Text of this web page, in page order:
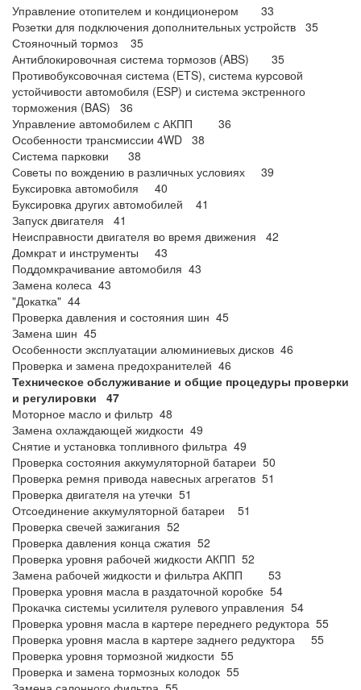
Управление отопителем и кондиционером 33
Розетки для подключения дополнительных устройств 35
Стояночный тормоз 35
Антиблокировочная система тормозов (ABS) 35
Противобуксовочная система (ETS), система курсовой
устойчивости автомобиля (ESP) и система экстренного
торможения (BAS) 36
Управление автомобилем с АКПП 36
Особенности трансмиссии 4WD 38
Система парковки 38
Советы по вождению в различных условиях 39
Буксировка автомобиля 40
Буксировка других автомобилей 41
Запуск двигателя 41
Неисправности двигателя во время движения 42
Домкрат и инструменты 43
Поддомкрачивание автомобиля 43
Замена колеса 43
"Докатка" 44
Проверка давления и состояния шин 45
Замена шин 45
Особенности эксплуатации алюминиевых дисков 46
Проверка и замена предохранителей 46
Техническое обслуживание и общие процедуры проверки
и регулировки 47
Моторное масло и фильтр 48
Замена охлаждающей жидкости 49
Снятие и установка топливного фильтра 49
Проверка состояния аккумуляторной батареи 50
Проверка ремня привода навесных агрегатов 51
Проверка двигателя на утечки 51
Отсоединение аккумуляторной батареи 51
Проверка свечей зажигания 52
Проверка давления конца сжатия 52
Проверка уровня рабочей жидкости АКПП 52
Замена рабочей жидкости и фильтра АКПП 53
Проверка уровня масла в раздаточной коробке 54
Прокачка системы усилителя рулевого управления 54
Проверка уровня масла в картере переднего редуктора 55
Проверка уровня масла в картере заднего редуктора 55
Проверка уровня тормозной жидкости 55
Проверка и замена тормозных колодок 55